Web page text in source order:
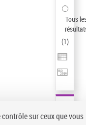
Tous
(1)
sur ceux que vous